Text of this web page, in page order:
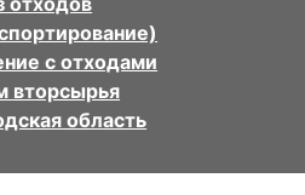
с отходами
вторсырья
область